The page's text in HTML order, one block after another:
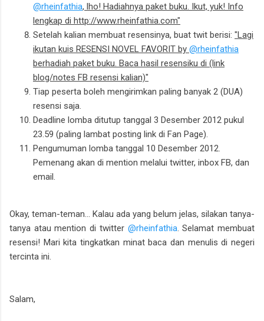
@rheinfathia, lho! Hadiahnya paket buku. Ikut, yuk! Info
lengkap di http://www.rheinfathia.com"
Setelah kalian membuat resensinya, buat twit berisi: "Lagi
ikutan kuis RESENSI NOVEL FAVORIT by @rheinfathia
berhadiah paket buku. Baca hasil resensiku di (link
blog/notes FB resensi kalian)"
Tiap peserta boleh mengirimkan paling banyak 2 (DUA)
resensi saja.
Deadline lomba ditutup tanggal 3 Desember 2012 pukul
23.59 (paling lambat posting link di Fan Page).
Pengumuman lomba tanggal 10 Desember 2012.
Pemenang akan di mention melalui twitter, inbox FB, dan
email.
Okay, teman-teman... Kalau ada yang belum jelas, silakan tanya-
tanya atau mention di twitter @rheinfathia. Selamat membuat
resensi! Mari kita tingkatkan minat baca dan menulis di negeri
tercinta ini.
Salam,